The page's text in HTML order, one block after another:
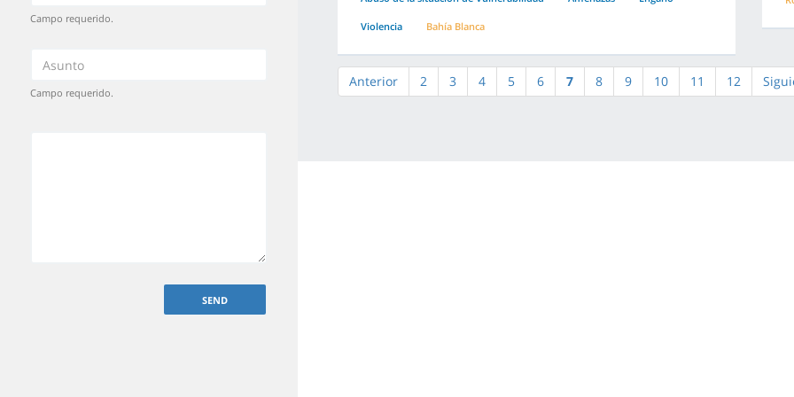
Campo requerido.
Campo requerido.
Violencia Bahía Blanca
Anterior 2 3 4 5 6 7 8 9 10 11 12